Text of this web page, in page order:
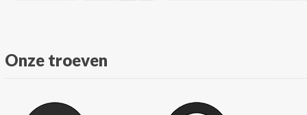
Onze troeven